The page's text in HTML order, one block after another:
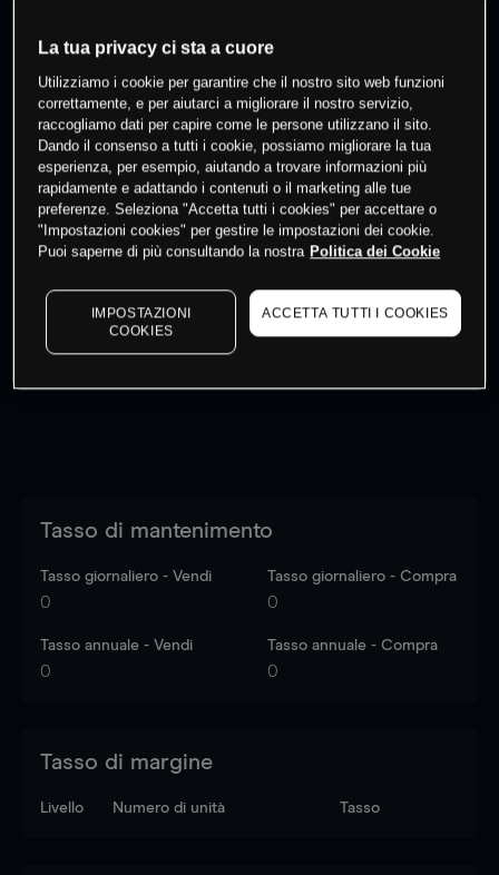
0 % dei clienti hanno posizioni
questo prodotto
Fai trading
I prezzi sono solo indicativi. Accediper vedere gli ultimi
dati di mercato
to see latest market data
Tasso di mantenimento
Tasso giornaliero - Vendi
0
Tasso giornaliero - Compra
0
Tasso annuale - Vendi
0
Tasso annuale - Compra
0
Tasso di margine
Livello Numero di unità Tasso
La tua privacy ci sta a cuore
Utilizziamo i cookie per garantire che il nostro sito web funzioni
correttamente, e per aiutarci a migliorare il nostro servizio,
raccogliamo dati per capire come le persone utilizzano il sito.
Dando il consenso a tutti i cookie, possiamo migliorare la tua
esperienza, per esempio, aiutando a trovare informazioni più
rapidamente e adattando i contenuti o il marketing alle tue
preferenze. Seleziona "Accetta tutti i cookies" per accettare o
"Impostazioni cookies" per gestire le impostazioni dei cookie.
Puoi saperne di più consultando la nostra Politica dei Cookie
IMPOSTAZIONI
COOKIES
ACCETTA TUTTI I COOKIES